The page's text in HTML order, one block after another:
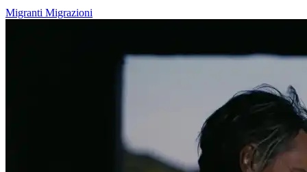
Migranti Migrazioni